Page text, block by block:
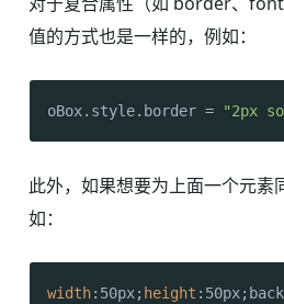
值的方式也是一样的，例如：
oBox. style. border = "2px
此外，如果想要为上面一个元素
如：
width:50px; height